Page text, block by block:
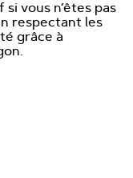
vous n’êtes pas
respectant les
grâce à